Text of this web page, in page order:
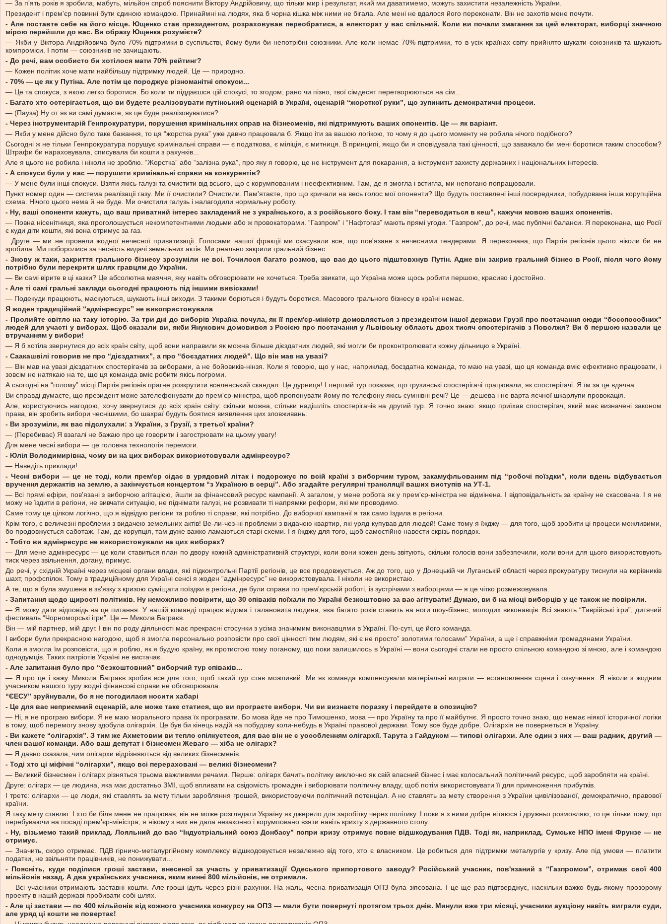
— За п'ять років я зробила, мабуть, мільйон спроб пояснити Віктору Андрійовичу, що тільки мир і результат, який ми даватимемо, можуть захистити незалежність України.
Президент і прем'єр повинні бути єдиною командою. Принаймні на людях, яка б чорна кішка між ними не бігала. Але мені не вдалося його переконати. Він не захотів мене почути.
- Але поставте себе на його місце. Ющенко став президентом, розраховував переобратися, а електорат у вас спільний. Коли ви почали змагання за цей електорат, виборці значною
мірою перейшли до вас. Ви образу Ющенка розумієте?
— Якби у Віктора Андрійовича було 70% підтримки в суспільстві, йому були би непотрібні союзники. Але коли немає 70% підтримки, то в усіх країнах світу прийнято шукати союзників та шукають
компроміси. І потім — союзників не зачищають.
- До речі, вам особисто би хотілося мати 70% рейтинг?
— Кожен політик хоче мати найбільшу підтримку людей. Це — природно.
- 70% — це як у Путіна. Але потім це породжує різноманітні спокуси...
— Це та спокуса, з якою легко боротися. Бо коли ти піддаєшся цій спокусі, то згодом, рано чи пізно, твої сімдесят перетворюються на сім...
- Багато хто остерігається, що ви будете реалізовувати путінський сценарій в Україні, сценарій “жорсткої руки”, що зупинить демократичні процеси.
— (Пауза) Ну от як ви самі думаєте, як це буде реалізовуватися?
- Через інструментарій Генпрокуратури, порушення кримінальних справ на бізнесменів, які підтримують ваших опонентів. Це — як варіант.
— Якби у мене дійсно було таке бажання, то ця “жорстка рука” уже давно працювала б. Якщо іти за вашою логікою, то чому я до цього моменту не робила нічого подібного?
Сьогодні ж не тільки Генпрокуратура порушує кримінальні справи — є податкова, є міліція, є митниця. В принципі, якщо би я сповідувала такі цінності, що заважало би мені боротися таким способом?
Штрафи би нараховувала, списувала би кошти з рахунків...
Але я цього не робила і ніколи не зроблю. “Жорстка” або “залізна рука”, про яку я говорю, це не інструмент для покарання, а інструмент захисту державних і національних інтересів.
- А спокуси були у вас — порушити кримінальні справи на конкурентів?
— У мене були інші спокуси. Взяти якісь галузі та очистити від всього, що є корумпованим і неефективним. Там, де я змогла і встигла, ми непогано попрацювали.
Пункт номер один — система реалізації газу. Ми її очистили? Очистили. Пам'ятаєте, про що кричали на весь голос мої опоненти? Що будуть поставлені інші посередники, побудована інша корупційна
схема. Нічого цього нема й не буде. Ми очистили галузь і налагодили нормальну роботу.
- Ну, ваші опоненти кажуть, що ваш приватний інтерес закладений не з українського, а з російського боку. І там він “переводиться в кеш”, кажучи мовою ваших опонентів.
— Повна нісенітниця, яка проголошується некомпетентними людьми або ж провокаторами. “Газпром” і “Нафтогаз” мають прямі угоди. “Газпром”, до речі, має публічні баланси. Я переконана, що Росії
є куди діти кошти, які вона отримує за газ.
...Друге — ми не провели жодної нечесної приватизації. Голосами нашої фракції ми скасували все, що пов'язане з нечесними тендерами. Я переконана, що Партія регіонів цього ніколи би не
зробила. Ми поборолися за чесність видачі земельних актів. Ми реально закрили гральний бізнес.
- Знову ж таки, закриття грального бізнесу зрозуміли не всі. Точилося багато розмов, що вас до цього підштовхнув Путін. Адже він закрив гральний бізнес в Росії, після чого йому
потрібно були перекрити шлях гравцям до України.
— Ви самі вірите в ці казки? Це абсолютна маячня, яку навіть обговорювати не хочеться. Треба звикати, що Україна може щось робити першою, красиво і достойно.
- Але ті самі гральні заклади сьогодні працюють під іншими вивісками!
— Подекуди працюють, маскуються, шукають інші виходи. З такими борються і будуть боротися. Масового грального бізнесу в країні немає.
Я жоден традиційний “адмінресурс” не викопристовувала
- Пролийте світло на таку історію. За три дні до виборів Україна почула, як її прем'єр-міністр домовляється з президентом іншої держави Грузії про постачання сюди “боєспособних”
людей для участі у виборах. Щоб сказали ви, якби Янукович домовився з Росією про постачання у Львівську область двох тисяч спостерігачів з Поволжя? Ви б першою назвали це
втручанням у вибори!
— Я б хотіла звернутися до всіх країн світу, щоб вони направили як можна більше дієздатних людей, які могли би проконтролювати кожну дільницю в Україні.
- Саакашвілі говорив не про “дієздатних”, а про “боєздатних людей”. Що він мав на увазі?
— Він мав на увазі дієздатних спостерігачів за виборами, а не бойовиків-нінзя. Коли я говорю, що у нас, наприклад, боєздатна команда, то маю на увазі, що ця команда вміє ефективно працювати, і
зовсім не натякаю на те, що ця команда вміє робити якісь погроми.
А сьогодні на “голому” місці Партія регіонів прагне розкрутити вселенський скандал. Це дурниця! І перший тур показав, що грузинські спостерігачі працювали, як спостерігачі. Я їм за це вдячна.
Ви справді думаєте, що президент може зателефонувати до прем'єр-міністра, щоб пропонувати йому по телефону якісь сумнівні речі? Це — дешева і не варта яєчної шкарлупи провокація.
Але, користуючись нагодою, хочу звернутися до всіх країн світу: скільки можна, стільки надішліть спостерігачів на другий тур. Я точно знаю: якщо приїхав спостерігач, який має визначені законом
права, він зробить вибори чеснішими, бо шахраї будуть боятися виявлення цих зловживань.
- Ви зрозуміли, як вас підслухали: з України, з Грузії, з третьої країни?
— (Перебиває) Я взагалі не бажаю про це говорити і загострювати на цьому увагу!
Для мене чесні вибори — це головна технологія перемоги.
- Юлія Володимирівна, чому ви на цих виборах використовували адмінресурс?
— Наведіть приклади!
- Чесні вибори — це не тоді, коли прем'єр сідає в урядовий літак і подорожує по всій країні з виборчим туром, закамуфльованим під “робочі поїздки”, коли вдень відбувається
вручення держактів на землю, а закінчується концертом “з Україною в серці”. Або згадайте регулярні трансляції ваших виступів на УТ-1.
— Всі прямі ефіри, пов'язані з виборчою агітацією, йшли за фінансовий ресурс кампанії. А загалом, у мене робота як у прем'єр-міністра не відмінена. І відповідальність за країну не скасована. І я не
можу не їздити в регіони, не вивчати ситуацію, не піднімати галузі, не розвивати ті напрямки реформ, які ми проводимо.
Саме тому це цілком логічно, що я відвідую регіони та роблю ті справи, які потрібно. До виборчої кампанії я так само їздила в регіони.
Крім того, є величезні проблеми з видачею земельних актів! Ве-ли-чез-ні проблеми з видачею квартир, які уряд купував для людей! Саме тому я їжджу — для того, щоб зробити ці процеси можливими,
бо продовжується саботаж. Там, де корупція, там дуже важко ламаються старі схеми. І я їжджу для того, щоб самостійно навести скрізь порядок.
- Тобто ви адмінресурс не використовували на цих виборах?
— Для мене адмінресурс — це коли ставиться план по двору кожній адміністративній структурі, коли вони кожен день звітують, скільки голосів вони забезпечили, коли вони для цього використовують
тиск через звільнення, догану, примус.
До речі, у східній Україні через місцеві органи влади, які підконтрольні Партії регіонів, це все продовжується. Аж до того, що у Донецькій чи Луганській області через прокуратуру тиснули на керівників
шахт, профспілок. Тому в традиційному для Україні сенсі я жоден “адмінресурс” не використовувала. І ніколи не використаю.
А те, що я була змушена в зв'язку з кризою суміщати поїздки в регіони, де були справи по прем'єрській роботі, із зустрічами з виборцями — я це чітко розмежовувала.
- Запитання щодо щирості політиків. Ну неможливо повірити, що 30 співаків поїхали по Україні безкоштовно за вас агітувати! Думаю, ви б на місці виборців у це також не повірили.
— Я можу дати відповідь на це питання. У нашій команді працює відома і талановита людина, яка багато років ставить на ноги шоу-бізнес, молодих виконавців. Всі знають “Таврійські ігри”, дитячий
фестиваль “Чорноморські ігри”. Це — Микола Баграєв.
Він — мій партнер, мій друг. І він по роду діяльності має прекрасні стосунки з усіма значимим виконавцями в Україні. По-суті, це його команда.
І вибори були прекрасною нагодою, щоб я змогла персонально розповісти про свої цінності тим людям, які є не просто” золотими голосами” України, а ще і справжніми громадянами України.
Коли я змогла їм розповісти, що я роблю, як я будую країну, як протистою тому поганому, що поки залишилось в Україні — вони сьогодні стали не просто спільною командою зі мною, але і командою
однодумців. Таких патріотів Україні не вистачає.
- Але запитання було про “безкоштовний” виборчий тур співаків...
— Я про це і кажу. Микола Баграєв зробив все для того, щоб такий тур став можливий. Ми як команда компенсували матеріальні витрати — встановлення сцени і озвучення. Я ніколи з жодним
учасником нашого туру жодні фінансові справи не обговорювала.
“ЄЕСУ” зруйнували, бо я не погодилася носити хабарі
- Це для вас неприємний сценарій, але може таке статися, що ви програєте вибори. Чи ви визнаєте поразку і перейдете в опозицію?
— Ні, я не програю вибори. Я не маю морального права їх програвати. Бо мова йде не про Тимошенко, мова — про Україну та про її майбутнє. Я просто точно знаю, що немає ніякої історичної логіки
в тому, щоб перемогу знову здобула олігархія. Це був би кінець надій на побудову коли-небудь в Україні правової держави. Тому все буде добре. Олігархія не повернеться в Україну.
- Ви кажете “олігархія”. З тим же Ахметовим ви тепло спілкуєтеся, для вас він не є уособленням олігархії. Тарута з Гайдуком — типові олігархи. Але один з них — ваш радник, другий —
член вашої команди. Або ваш депутат і бізнесмен Жеваго — хіба не олігарх?
— Я давно сказала, чим олігархи відрізняються від великих бізнесменів.
- Тоді хто ці міфічні “олігархи”, якщо всі перераховані — великі бізнесмени?
— Великий бізнесмен і олігарх різняться трьома важливими речами. Перше: олігарх бачить політику виключно як свій власний бізнес і має колосальний політичний ресурс, щоб заробляти на країні.
Друге: олігарх — це людина, яка має достатньо ЗМІ, щоб впливати на свідомість громадян і виборювати політичну владу, щоб потім використовувати її для примноження прибутків.
І третє: олігархи — це люди, які ставлять за мету тільки заробляння грошей, використовуючи політичний потенціал. А не ставлять за мету створення з України цивілізованої, демократично, правової
країни.
Я таку мету ставлю. І хто би біля мене не працював, він не може розглядати Україну як джерело для заробітку через політику. І поки я з ними добре вітаюся і дружньо розмовляю, то це тільки тому, що
перебуваючи на посаді прем'єр-міністра, я нікому з них не дала незаконно і корумповано взяти навіть крихту з державного столу.
- Ну, візьмемо такий приклад. Лояльний до вас “Індустріальний союз Донбасу” попри кризу отримує повне відшкодування ПДВ. Тоді як, наприклад, Сумське НПО імені Фрунзе — не
отримує.
— Значить, скоро отримає. ПДВ гірничо-металургійному комплексу відшкодовується незалежно від того, хто є власником. Це робиться для підтримки металургів у кризу. Але під умови — платити
податки, не звільняти працівників, не понижувати...
- Поясніть, куди поділися гроші застави, внесеної за участь у приватизації Одеського припортового заводу? Російський учасник, пов'язаний з “Газпромом”, отримав свої 400
мільйонів назад. А два українських учасника, яким винні 800 мільйонів, не отримали.
— Всі учасники отримають заставні кошти. Але гроші ідуть через різні рахунки. На жаль, чесна приватизація ОПЗ була зіпсована. І це ще раз підтверджує, наскільки важко будь-якому прозорому
проекту в нашій державі пробивати собі шлях.
- Але ці застави — по 400 мільйонів від кожного учасника конкурсу на ОПЗ — мали бути повернуті протягом трьох днів. Минули вже три місяці, учасники аукціону навіть виграли суди,
але уряд ці кошти не повертає!